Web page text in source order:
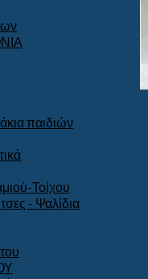
παιδιών
Τοίχου
- Ψαλίδια